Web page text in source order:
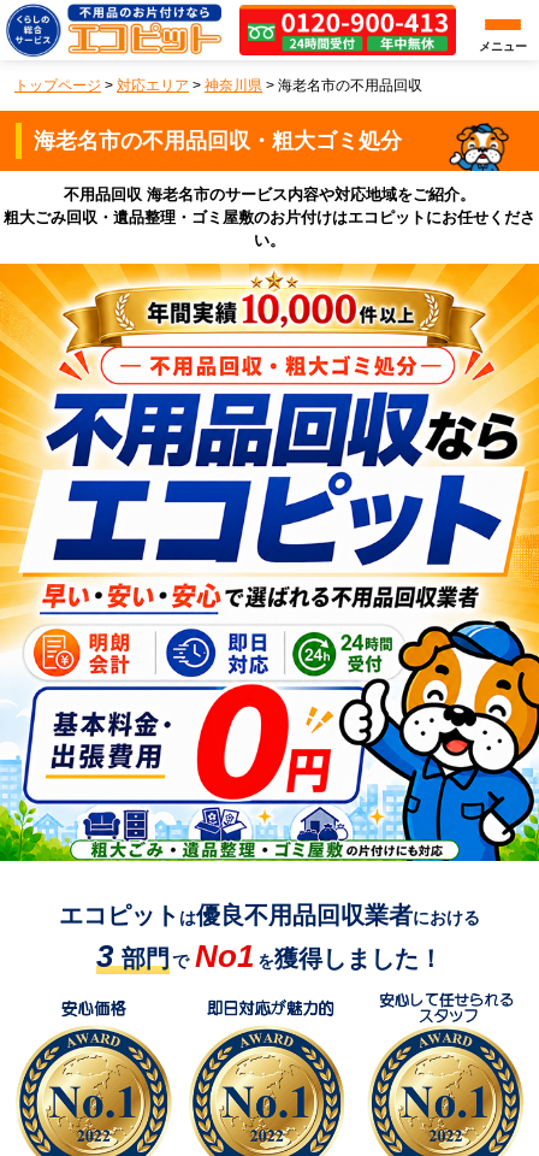
メニュー
トップページ > 対応エリア > 神奈川県 > 海老名市の不用品回収
海老名市の不用品回収・粗大ゴミ処分
不用品回収 海老名市のサービス内容や対応地域をご紹介。
粗大ごみ回収・遺品整理・ゴミ屋敷のお片付けはエコピットにお任せくださ
い。
エコピット は優良不用品回収業者における
3 部門 で No1 を獲得しました！